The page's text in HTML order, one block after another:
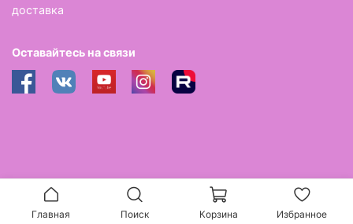
доставка
Оставайтесь на связи
Главная Поиск Корзина Избранное